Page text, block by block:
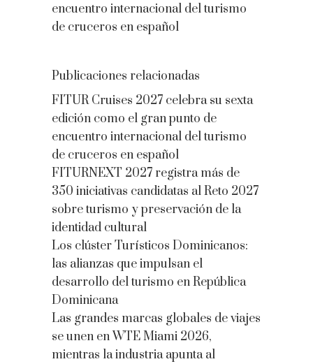
encuentro internacional del turismo
de cruceros en español
Publicaciones relacionadas
FITUR Cruises 2027 celebra su sexta
edición como el gran punto de
encuentro internacional del turismo
de cruceros en español
FITURNEXT 2027 registra más de
350 iniciativas candidatas al Reto 2027
sobre turismo y preservación de la
identidad cultural
Los clúster Turísticos Dominicanos:
las alianzas que impulsan el
desarrollo del turismo en República
Dominicana
Las grandes marcas globales de viajes
se unen en WTE Miami 2026,
mientras la industria apunta al